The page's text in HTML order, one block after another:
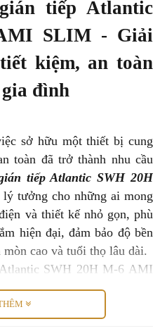
tiếp Atlantic
SLIM - Giải
kiệm, an toàn
đình
sở hữu một thiết bị cung
toàn đã trở thành nhu cầu
tiếp Atlantic SWH 20H
tưởng cho những ai mong
và thiết kế nhỏ gọn, phù
hiện đại, đảm bảo độ bền
cao và tuổi thọ lâu dài.
nóng lạnh Atlantic